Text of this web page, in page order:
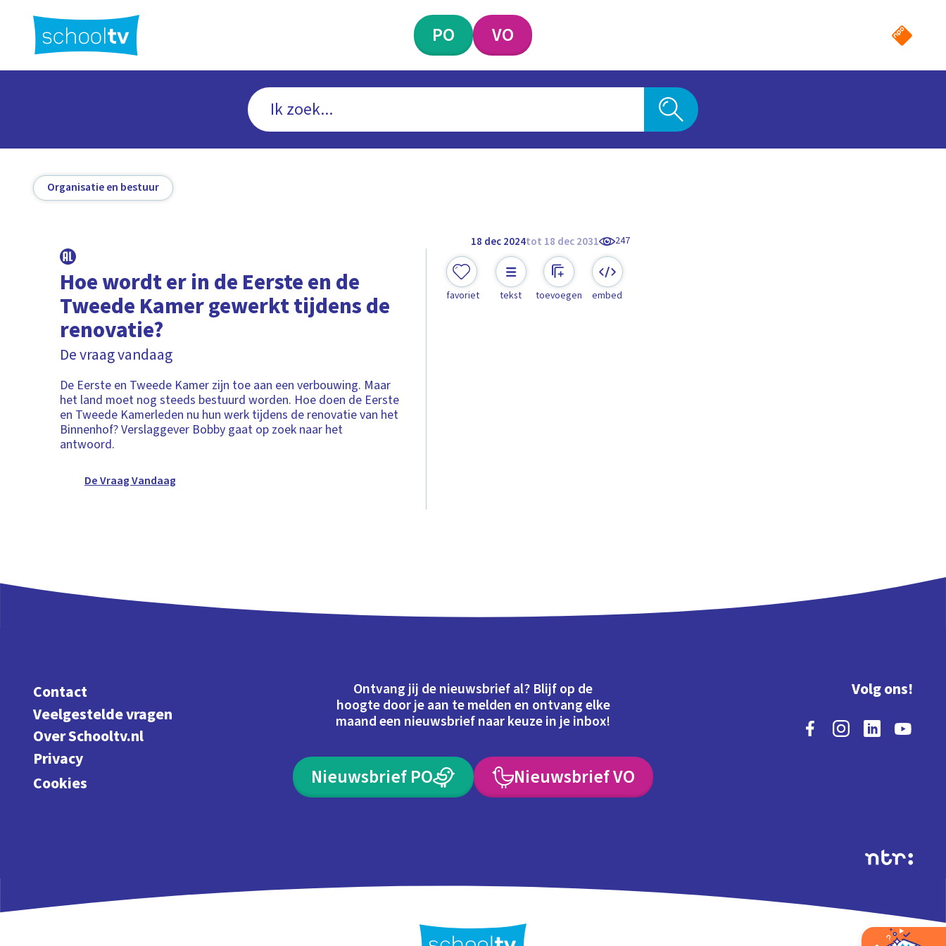
hoofdinhoud
PO VO
Organisatie en bestuur
18 dec 2024tot 18 dec 2031 247
Hoe wordt er in de Eerste en de
Tweede Kamer gewerkt tijdens de
renovatie?
De vraag vandaag
De Eerste en Tweede Kamer zijn toe aan een verbouwing. Maar
het land moet nog steeds bestuurd worden. Hoe doen de Eerste
en Tweede Kamerleden nu hun werk tijdens de renovatie van het
Binnenhof? Verslaggever Bobby gaat op zoek naar het
antwoord.
De Vraag Vandaag
favoriet tekst toevoegen embed
Contact
Veelgestelde vragen
Over Schooltv.nl
Privacy
Cookies
Ontvang jij de nieuwsbrief al? Blijf op de
hoogte door je aan te melden en ontvang elke
maand een nieuwsbrief naar keuze in je inbox!
Nieuwsbrief PO Nieuwsbrief VO
Volg ons!
Extra's